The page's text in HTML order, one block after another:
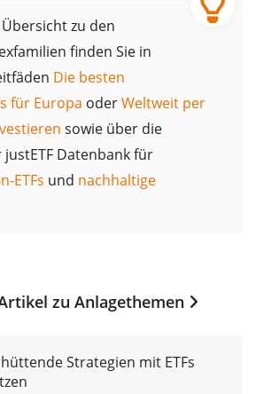
Übersicht zu den
finden Sie in
Die besten
für Europa oderWeltweit per
sowie über die
Datenbank für
ETFs und nachhaltige
zu Anlagethemen
Strategien mit ETFs